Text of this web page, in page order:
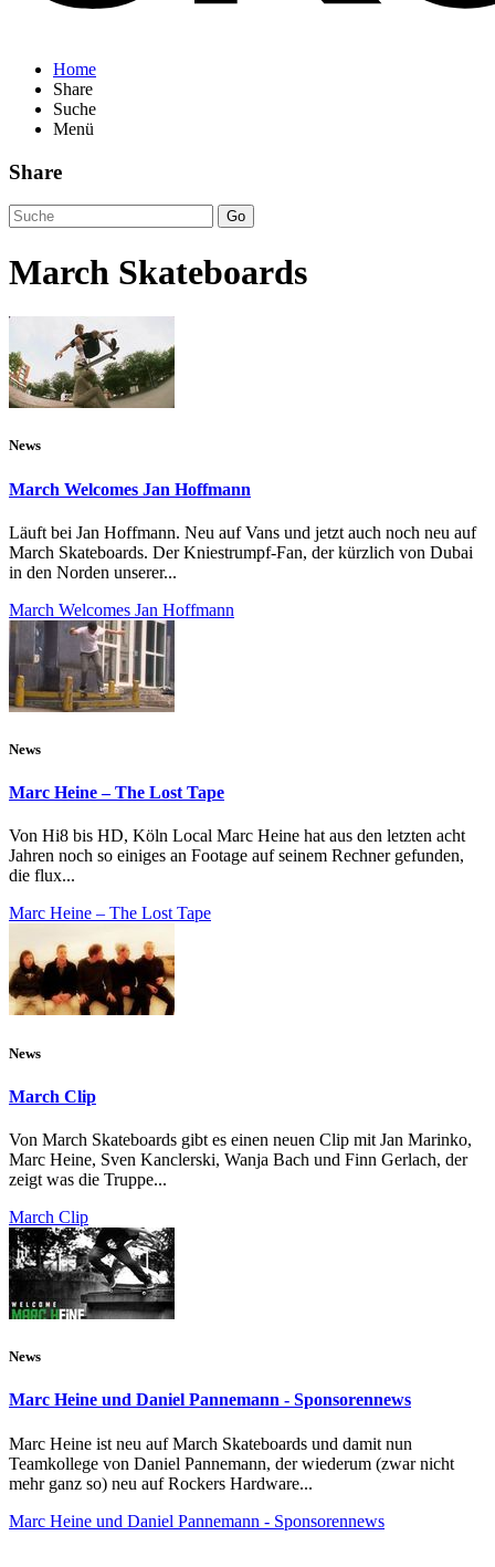
Home
Share
Suche
Menü
Share
Go
March Skateboards
News
March Welcomes Jan Hoffmann
Läuft bei Jan Hoffmann. Neu auf Vans und jetzt auch noch neu auf
March Skateboards. Der Kniestrumpf-Fan, der kürzlich von Dubai
in den Norden unserer...
March Welcomes Jan Hoffmann
News
Marc Heine – The Lost Tape
Von Hi8 bis HD, Köln Local Marc Heine hat aus den letzten acht
Jahren noch so einiges an Footage auf seinem Rechner gefunden,
die flux...
Marc Heine – The Lost Tape
News
March Clip
Von March Skateboards gibt es einen neuen Clip mit Jan Marinko,
Marc Heine, Sven Kanclerski, Wanja Bach und Finn Gerlach, der
zeigt was die Truppe...
March Clip
News
Marc Heine und Daniel Pannemann - Sponsorennews
Marc Heine ist neu auf March Skateboards und damit nun
Teamkollege von Daniel Pannemann, der wiederum (zwar nicht
mehr ganz so) neu auf Rockers Hardware...
Marc Heine und Daniel Pannemann - Sponsorennews